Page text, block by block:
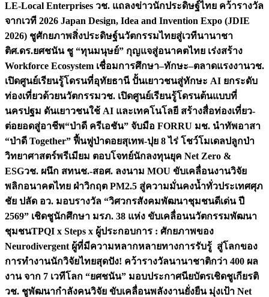
LE-Local Enterprises วช. แถลงข่าวนักประดิษฐ์ไทย คว้ารางวัล
จากเวที 2026 Japan Design, Idea and Invention Expo (JDIE
2026) ชูศักยภาพสิ่งประดิษฐ์นวัตกรรมไทยสู่เวทีนานาชา
ติศ.ดร.ยศชนัน ชู “ทุนมนุษย์” กุญแจสู่อนาคตไทย เร่งสร้าง
Workforce Ecosystem เชื่อมการศึกษา–ทักษะ–ตลาดแรงงานวช.
เปิดศูนย์เรียนรู้โดรนที่อุทัยธานี ปั้นเยาวชนสู่ทักษะ AI ยกระดับ
ท่องเที่ยวด้วยนวัตกรรมวช. เปิดศูนย์เรียนรู้โดรนต้นแบบที่
นครปฐม ดันเยาวชนใช้ AI และเทคโนโลยี สร้างสื่อท่องเที่ยว-
ต่อยอดสู่อาชีพ“ป่าดี ครีเอชัน” จับมือ FORRU มช. นำทัพอาสา
“ป่าดี Together” ฟื้นฟูป่าดอยสุเทพ-ปุย 8 ไร่ โชว์โมเดลปลูกป่า
วิทยาศาสตร์พรีเมียม ตอบโจทย์นักลงทุนยุค Net Zero &
ESGวช. ผนึก สทนช.-สอศ. ลงนาม MOU ขับเคลื่อนงานวิจัย
พลิกอนาคตไทย ฝ่าวิกฤต PM2.5 สู่ความมั่นคงน้ำทั่วประเทศศุภ
ชัย ปลัด อว. มอบรางวัล “วิศวกรสังคมพัฒนาชุมชนดีเด่น ปี
2569” เชิดชูนักศึกษา มรภ. 38 แห่ง ขับเคลื่อนนวัตกรรมพัฒนา
ชุมชนTPQI x Steps x ผู้ประกอบการ : ศักยภาพของ
Neurodivergent ผู้ที่มีความหลากหลายทางการรับรู้ สู่โลกของ
การทำงานนักวิจัยไทยสุดปัง! คว้ารางวัลนานาชาติกว่า 400 ผล
งาน จาก 7 เวทีโลก “ยศชนัน” มอบประกาศนียบัตรเชิดชูเกียรติ
วช. ชูพัฒนากำลังคนวิจัย ขับเคลื่อนพลังงานยั่งยืน มุ่งเป้า Net